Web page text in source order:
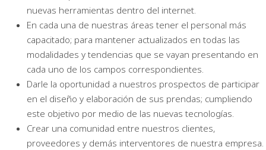
nuevas herramientas dentro del internet.
En cada una de nuestras áreas tener el personal más
capacitado; para mantener actualizados en todas las
modalidades y tendencias que se vayan presentando en
cada uno de los campos correspondientes.
Darle la oportunidad a nuestros prospectos de participar
en el diseño y elaboración de sus prendas; cumpliendo
este objetivo por medio de las nuevas tecnologías.
Crear una comunidad entre nuestros clientes,
proveedores y demás interventores de nuestra empresa.